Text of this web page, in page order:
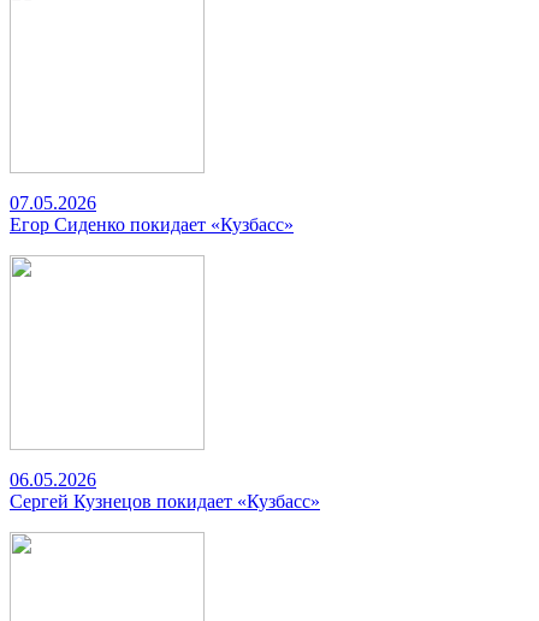
07.05.2026
Егор Сиденко покидает «Кузбасс»
06.05.2026
Сергей Кузнецов покидает «Кузбасс»